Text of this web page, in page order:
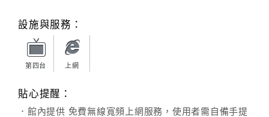
服
設施與服務：
第四台 上網
貼心提醒：
．館內提供 免費無線寬頻上網服務，使用者需自備手提